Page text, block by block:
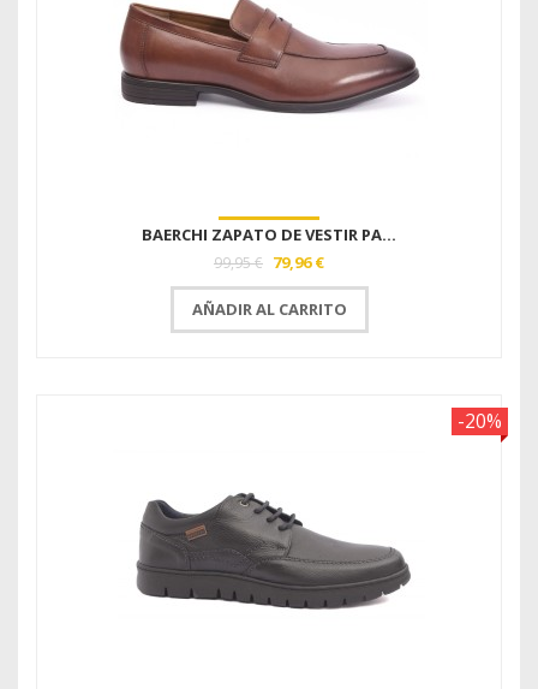
BAERCHI ZAPATO DE VESTIR PA...
99,95 € 79,96 €
AÑADIR AL CARRITO
-20%